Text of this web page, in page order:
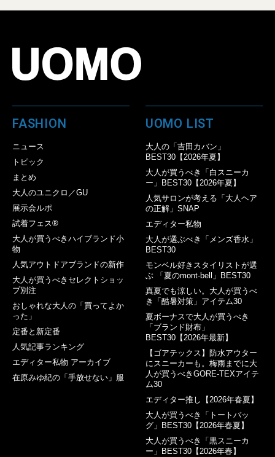
FASHION
ニュース
トピック
まとめ
大人のユニクロ／GU
展示会ルポ
試着フェス®︎
大人が買うべきハイブランド小
物
人気アウトドアブランドの新作
大人が買うべきセレクトショッ
プ別注
おしゃれな大人の「買ってよか
った」
定番と新定番
人気記事ランキング
エディター私物 アーカイブ
在原みゆ紀の「手放せない」服
UOMO LIST
大人の「吉田カバン」
BEST30【2026年夏】
大人が買うべき「白スニーカ
ー」BEST30【2026年夏】
人気サロンが考える「大人ヘア
の正解」SNAP
エディター私物
大人が選ぶべき「メンズ香水」
BEST30
モンベル好きスタイリストが選
ぶ 「夏のmont-bell」BEST30
真夏でも涼しい。大人が買うべ
き「酷暑対策」アイテム30
夏ボーナスで大人が買うべき
「ブランド財布」
BEST30【2026年最新】
【ゴアテックス】防水アウター
にスニーカーも。梅雨までに大
人が買うべきGORE-TEXアイテ
ム30
エディター推し【2026年春夏】
大人が買うべき「トートバッ
グ」BEST30【2026年春夏】
大人が買うべき「黒スニーカ
ー」BEST30【2026年春】